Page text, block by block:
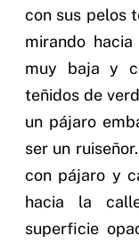
con sus pelos
mirando
muy baja y
teñidos de
un pájaro
ser un
con pájaro y
hacia la
superficie